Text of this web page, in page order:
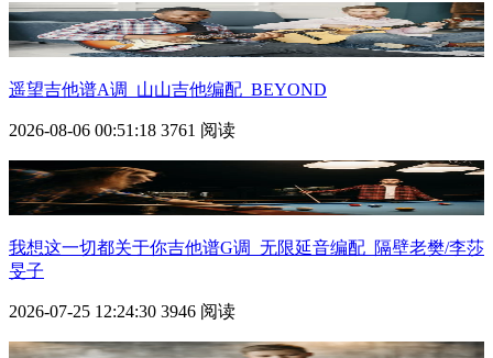
遥望吉他谱A调_山山吉他编配_BEYOND
2026-08-06 00:51:18 3761 阅读
我想这一切都关于你吉他谱G调_无限延音编配_隔壁老樊/李莎
旻子
2026-07-25 12:24:30 3946 阅读